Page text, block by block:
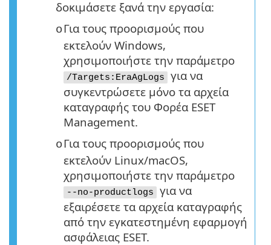
δοκιμάσετε ξανά την εργασία:
oΓια τους προορισμούς που
εκτελούν Windows,
χρησιμοποιήστε την παράμετρο
/Targets:EraAgLogs
για να
συγκεντρώσετε μόνο τα αρχεία
καταγραφής του Φορέα ESET
Management.
oΓια τους προορισμούς που
εκτελούν Linux/macOS,
χρησιμοποιήστε την παράμετρο
--no-productlogs
για να
εξαιρέσετε τα αρχεία καταγραφής
από την εγκατεστημένη εφαρμογή
ασφάλειας ESET.